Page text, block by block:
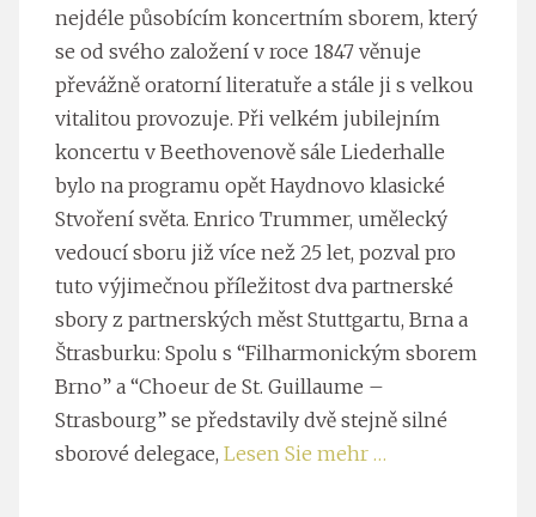
nejdéle působícím koncertním sborem, který
se od svého založení v roce 1847 věnuje
převážně oratorní literatuře a stále ji s velkou
vitalitou provozuje. Při velkém jubilejním
koncertu v Beethovenově sále Liederhalle
bylo na programu opět Haydnovo klasické
Stvoření světa. Enrico Trummer, umělecký
vedoucí sboru již více než 25 let, pozval pro
tuto výjimečnou příležitost dva partnerské
sbory z partnerských měst Stuttgartu, Brna a
Štrasburku: Spolu s “Filharmonickým sborem
Brno” a “Choeur de St. Guillaume –
Strasbourg” se představily dvě stejně silné
sborové delegace, Lesen Sie mehr …